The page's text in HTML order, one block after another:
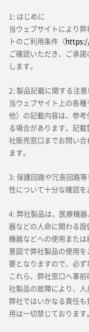
1: はじめに
当ウェブサイトにより
トのご利用条件（
ご確認いただき、ご承
します。
2: 製品記載に関する注
当ウェブサイト上の各
他）の記載内容は、参
る場合があります。記
社販売窓口までお問い
ます。
3: 保護回路や冗長回路
性について十分な確認を
4: 弊社製品は、医療機
器などの人命に関わる
機器などへの使用また
意図で弊社製品の使用
要となりますので、必ず
これら、弊社窓口へ事
社製品の故障により、人
弊社ではいかなる責任
用は一切禁じております。